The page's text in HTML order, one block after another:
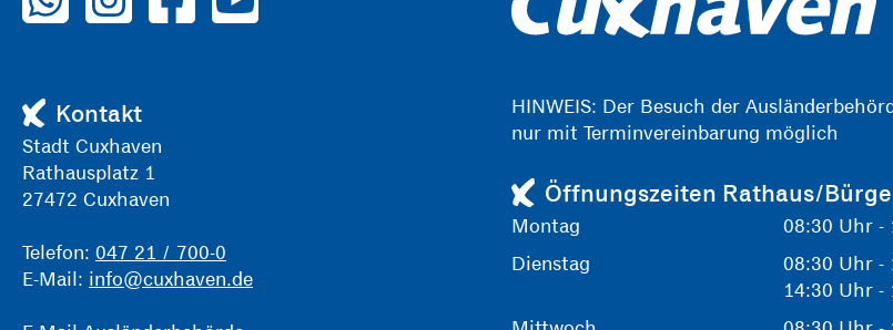
Kontakt
Stadt Cuxhaven
Rathausplatz 1
27472 Cuxhaven
Telefon: 047 21 / 700-0
E-Mail: info@cuxhaven.de
HINWEIS: Der Besuch der
nur mit Terminvereinbarung möglich
Öffnungszeiten Rathaus/
Montag
08:30 Uhr -
Dienstag
08:30 Uhr -
14:30 Uhr -